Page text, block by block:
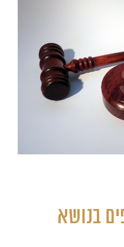
בנושא